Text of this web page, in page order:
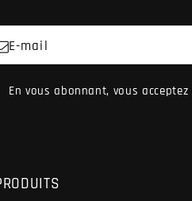
E-mail
En vous abonnant, vous